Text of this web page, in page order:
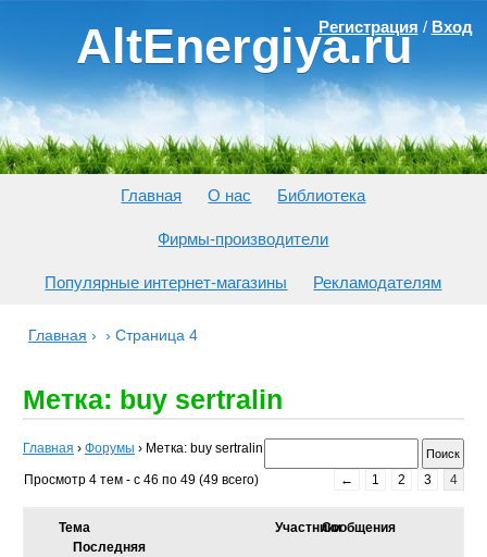
AltEnergiya.ru
Регистрация / Вход
Главная О нас Библиотека
Фирмы-производители
Популярные интернет-магазины Рекламодателям
Главная › › Страница 4
Метка: buy sertralin
Главная › Форумы › Метка: buy sertralin
Просмотр 4 тем - с 46 по 49 (49 всего) ← 1 2 3 4
Тема УчастникиСообщения
Последняя